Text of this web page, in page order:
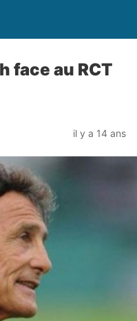
face au RCT
il y a 14 ans